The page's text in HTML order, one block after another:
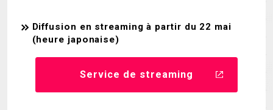
Diffusion en streaming à partir du 22 mai
(heure japonaise)
Service de streaming